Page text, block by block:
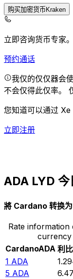
购买加密货币Kraken
立即咨询货币专家。
预约通话
我仅的仅仅器会
不会仅得此仅率。
您知道可以通过 Xe
立即注册
ADA LYD 今
將 Cardano 转换
Rate information
currency
CardanoADA 利
1 ADA
5 ADA